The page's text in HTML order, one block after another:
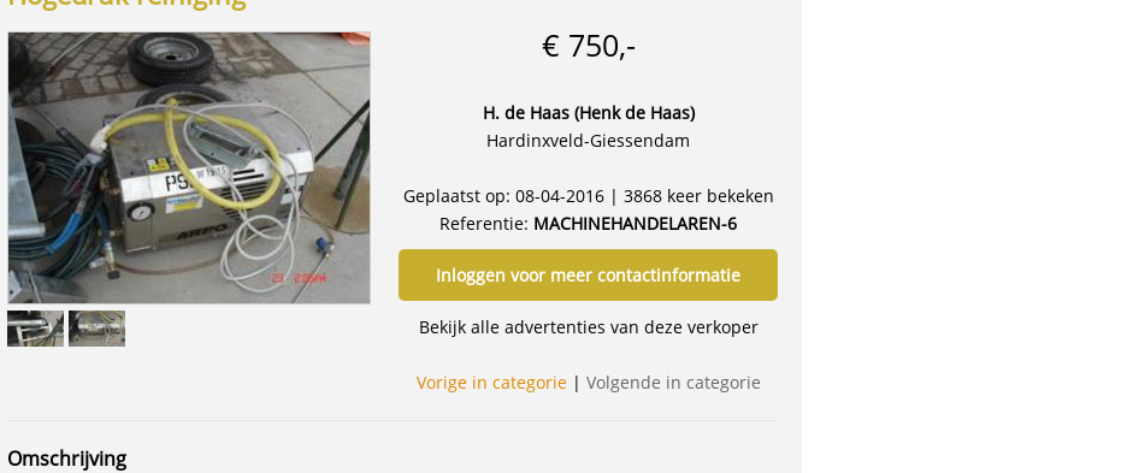
€ 750,-
H. de Haas (Henk de Haas)
Hardinxveld-Giessendam
Geplaatst op: 08-04-2016 | 3868 keer bekeken
Referentie: MACHINEHANDELAREN-6
Inloggen voor meer contactinformatie
Bekijk alle advertenties van deze verkoper
Vorige in categorie| Volgende in categorie
Omschrijving